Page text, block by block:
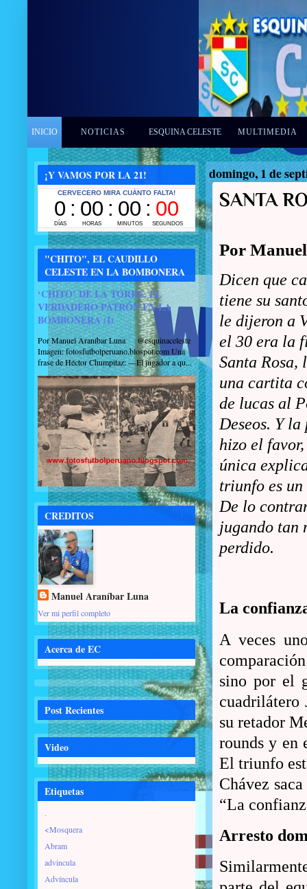
INICIO NOTICIAS ESQUINA CELESTE MULTIMEDIA
domingo, 1 de
SANTA
Por
Dicen que
tiene su
le dijeron a
el 30 era la
Santa Rosa,
una cartita
de lucas al
Deseos. Y
hizo el
única
triunfo es
De lo
jugando tan
perdido.
La
A veces
sino por el
cuadrilátero
su retador
rounds y en
El triunfo
Chávez
“La
Arresto
¡Y VAMOS POR LA 21!
"CHITO", EL CAUDILLO
CELESTE EN LA BOMBONERA
‘CHITO’ DE LA TORRE, EL
VERDADERO PATRÓN EN LA
BOMBONERA (I)
Por Manuel Araníbar Luna @esquinaceleste
Imagen: fotosfutbolperuano.blospot.com Una
frase de Héctor Chumpitaz: —El jugador a qu...
CREDITOS
Manuel Araníbar Luna
Ver mi perfil completo
Acerca de EC
Post Recientes
Video
Etiquetas
.
<Mosquera
Abram
advincula
Advíncula